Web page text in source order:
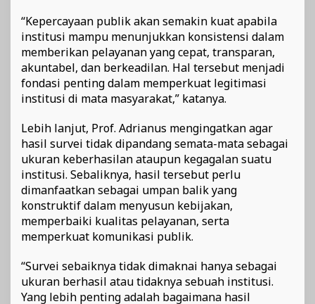
“Kepercayaan publik akan semakin kuat apabila
institusi mampu menunjukkan konsistensi dalam
memberikan pelayanan yang cepat, transparan,
akuntabel, dan berkeadilan. Hal tersebut menjadi
fondasi penting dalam memperkuat legitimasi
institusi di mata masyarakat,” katanya.
Lebih lanjut, Prof. Adrianus mengingatkan agar
hasil survei tidak dipandang semata-mata sebagai
ukuran keberhasilan ataupun kegagalan suatu
institusi. Sebaliknya, hasil tersebut perlu
dimanfaatkan sebagai umpan balik yang
konstruktif dalam menyusun kebijakan,
memperbaiki kualitas pelayanan, serta
memperkuat komunikasi publik.
“Survei sebaiknya tidak dimaknai hanya sebagai
ukuran berhasil atau tidaknya sebuah institusi.
Yang lebih penting adalah bagaimana hasil